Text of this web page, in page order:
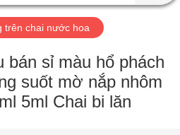
trên chai nước hoa
bán sỉ màu hổ phách
suốt mờ nắp nhôm
5ml Chai bi lăn